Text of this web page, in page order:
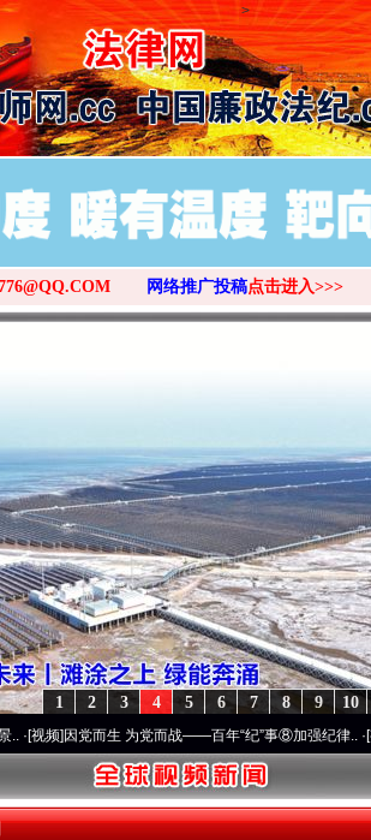
>
网络推广投稿点击进入>>>
10
9
8
7
6
5
4
3
2
1
因党而生 为党而战——百年“纪”事⑧加强纪律..·[视频]牢记